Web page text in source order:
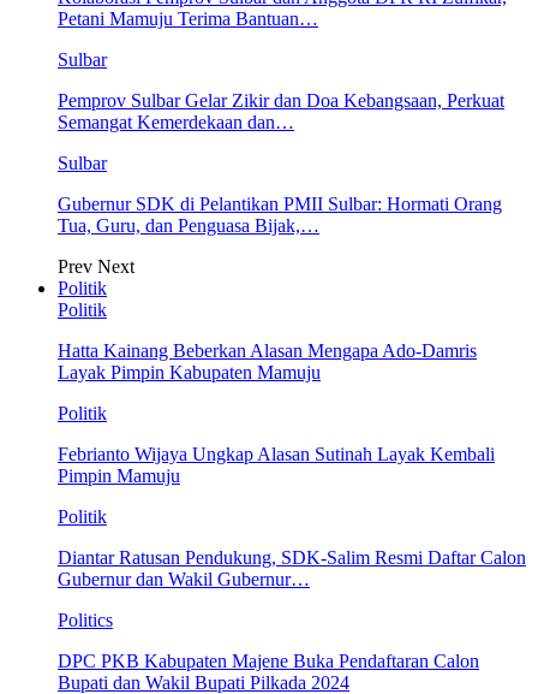
Petani Mamuju Terima Bantuan…
Sulbar
Pemprov Sulbar Gelar Zikir dan Doa Kebangsaan, Perkuat
Semangat Kemerdekaan dan…
Sulbar
Gubernur SDK di Pelantikan PMII Sulbar: Hormati Orang
Tua, Guru, dan Penguasa Bijak,…
Prev Next
Politik
Politik
Hatta Kainang Beberkan Alasan Mengapa Ado-Damris
Layak Pimpin Kabupaten Mamuju
Politik
Febrianto Wijaya Ungkap Alasan Sutinah Layak Kembali
Pimpin Mamuju
Politik
Diantar Ratusan Pendukung, SDK-Salim Resmi Daftar Calon
Gubernur dan Wakil Gubernur…
Politics
DPC PKB Kabupaten Majene Buka Pendaftaran Calon
Bupati dan Wakil Bupati Pilkada 2024